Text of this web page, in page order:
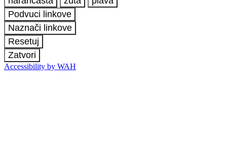
Podvuci linkove
Naznači linkove
Resetuj
Zatvori
Accessibility by WAH